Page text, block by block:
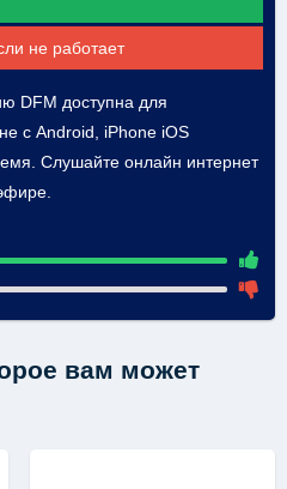
не работает
DFM доступна для
с Android, iPhone iOS
Слушайте онлайн интернет
вам может